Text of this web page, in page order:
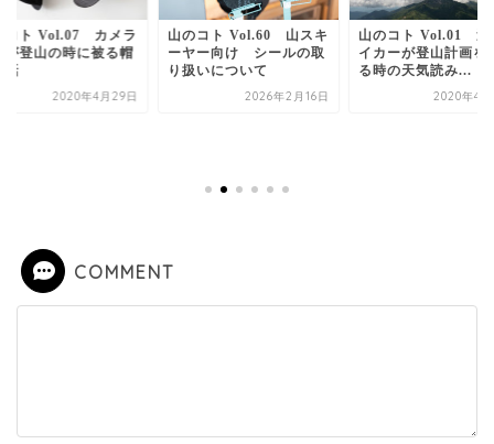
コト Vol.07 カメラ
が登山の時に被る帽
話
2020年4月29日
山のコト Vol.60 山スキ
ーヤー向け シールの取
り扱いについて
2026年2月16日
山のコト Vol.01 週
イカーが登山計画を
る時の天気読み...
2020年4
COMMENT